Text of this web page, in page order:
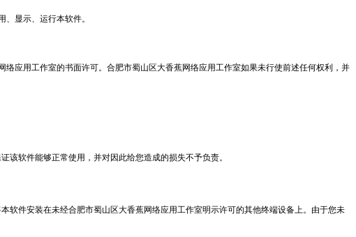
显示、运行本软件。
应用工作室的书面许可。合肥市蜀山区大香蕉网络应用工作室如果未行使前述任何权利，并
软件能够正常使用，并对因此给您造成的损失不予负责。
软件安装在未经合肥市蜀山区大香蕉网络应用工作室明示许可的其他终端设备上。由于您未